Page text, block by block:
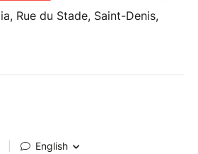
Rue du Stade, Saint-Denis,